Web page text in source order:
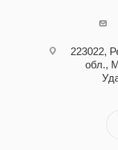
223022,
обл.,